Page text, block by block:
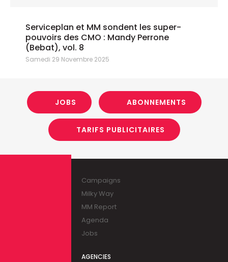
Serviceplan et MM sondent les super-
pouvoirs des CMO : Mandy Perrone
(Bebat), vol. 8
Samedi 29 Novembre 2025
JOBS ABONNEMENTS
TARIFS PUBLICITAIRES
Campaigns
Milky Way
MM Report
Agenda
Jobs
AGENCIES